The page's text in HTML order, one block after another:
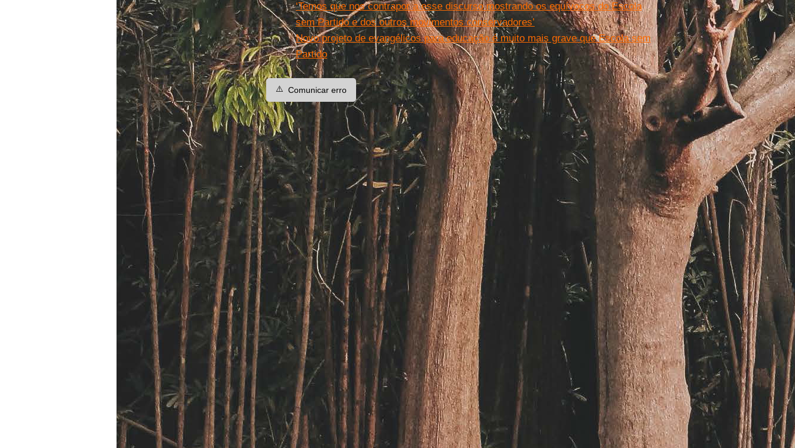
‘Temos que nos contrapor a esse discurso mostrando os equívocos do Escola
sem Partido e dos outros movimentos conservadores’
Novo projeto de evangélicos para educação é muito mais grave que Escola sem
Partido
⚠️ Comunicar erro